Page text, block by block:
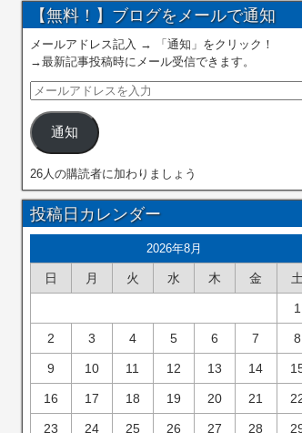
【無料！】ブログをメールで通知
メールアドレス記入 → 「通知」をクリック！
→最新記事投稿時にメール受信できます。
通知
26人の購読者に加わりましょう
投稿日カレンダー
2026年8月
日 月 火 水 木 金 土
1
2 3 4 5 6 7 8
9 10 11 12 13 14
16 17 18 19 20 21
23 24 25 26 27 28